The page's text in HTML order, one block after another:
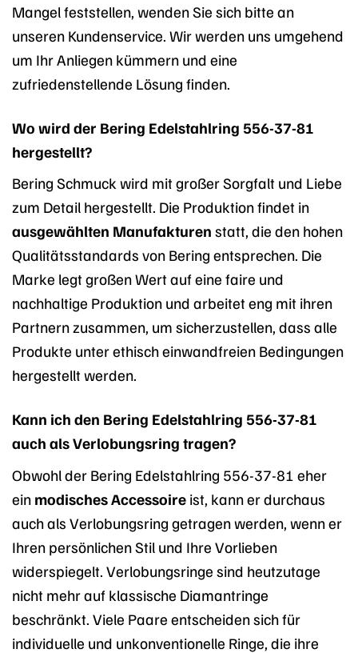
Mangel feststellen, wenden Sie sich bitte an
unseren Kundenservice. Wir werden uns umgehend
um Ihr Anliegen kümmern und eine
zufriedenstellende Lösung finden.
Wo wird der Bering Edelstahlring 556-37-81
hergestellt?
Bering Schmuck wird mit großer Sorgfalt und Liebe
zum Detail hergestellt. Die Produktion findet in
ausgewählten Manufakturen statt, die den hohen
Qualitätsstandards von Bering entsprechen. Die
Marke legt großen Wert auf eine faire und
nachhaltige Produktion und arbeitet eng mit ihren
Partnern zusammen, um sicherzustellen, dass alle
Produkte unter ethisch einwandfreien Bedingungen
hergestellt werden.
Kann ich den Bering Edelstahlring 556-37-81
auch als Verlobungsring tragen?
Obwohl der Bering Edelstahlring 556-37-81 eher
ein modisches Accessoire ist, kann er durchaus
auch als Verlobungsring getragen werden, wenn er
Ihren persönlichen Stil und Ihre Vorlieben
widerspiegelt. Verlobungsringe sind heutzutage
nicht mehr auf klassische Diamantringe
beschränkt. Viele Paare entscheiden sich für
individuelle und unkonventionelle Ringe, die ihre